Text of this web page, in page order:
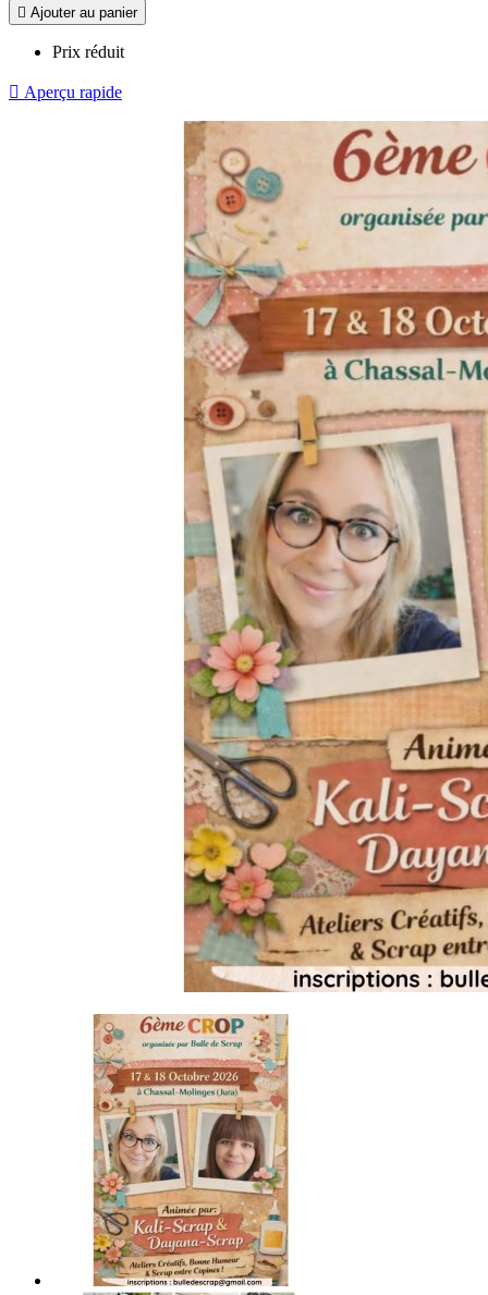
 Ajouter au panier
Prix réduit
 Aperçu rapide